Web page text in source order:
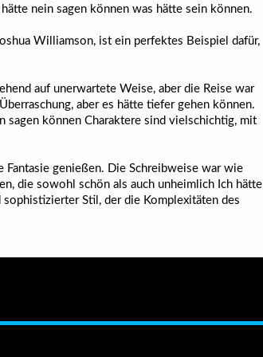
nein sagen können was hätte sein können.
Williamson, ist ein perfektes Beispiel dafür,
auf unerwartete Weise, aber die Reise war
aber es hätte tiefer gehen können.
sagen können Charaktere sind vielschichtig, mit
Fantasie genießen. Die Schreibweise war wie
die sowohl schön als auch unheimlich Ich hätte
Stil, der die Komplexitäten des